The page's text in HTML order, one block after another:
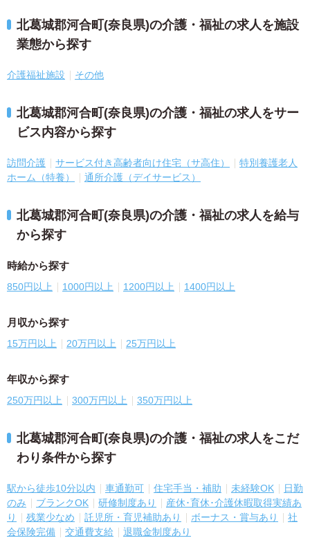
北葛城郡河合町(奈良県)の介護・福祉の求人を施設
業態から探す
介護福祉施設 その他
北葛城郡河合町(奈良県)の介護・福祉の求人をサー
ビス内容から探す
訪問介護 サービス付き高齢者向け住宅（サ高住）
特別養護老人
ホーム（特養）
通所介護（デイサービス）
北葛城郡河合町(奈良県)の介護・福祉の求人を給与
から探す
時給から探す
850円以上 1000円以上 1200円以上 1400円以上
月収から探す
15万円以上 20万円以上 25万円以上
年収から探す
250万円以上 300万円以上 350万円以上
北葛城郡河合町(奈良県)の介護・福祉の求人をこだ
わり条件から探す
駅から徒歩10分以内 車通勤可 住宅手当・補助 未経験OK
日勤
のみ
ブランクOK 研修制度あり
産休･育休･介護休暇取得実績あ
り
残業少なめ 託児所・育児補助あり ボーナス・賞与あり
社
会保険完備
交通費支給 退職金制度あり